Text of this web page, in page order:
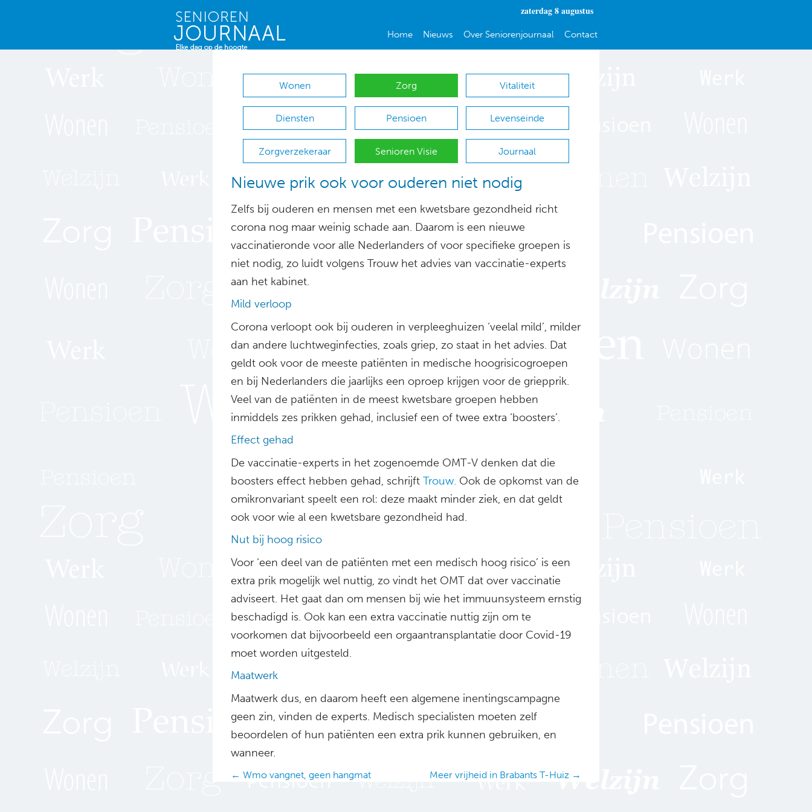
zaterdag 8 augustus
Home Nieuws Over Seniorenjournaal Contact
Wonen Zorg Vitaliteit
Diensten Pensioen Levenseinde
Zorgverzekeraar Senioren Visie Journaal
Nieuwe prik ook voor ouderen niet nodig
Zelfs bij ouderen en mensen met een kwetsbare gezondheid richt
corona nog maar weinig schade aan. Daarom is een nieuwe
vaccinatieronde voor alle Nederlanders of voor specifieke groepen is
niet nodig, zo luidt volgens Trouw het advies van vaccinatie-experts
aan het kabinet.
Mild verloop
Corona verloopt ook bij ouderen in verpleeghuizen ‘veelal mild’, milder
dan andere luchtweginfecties, zoals griep, zo staat in het advies. Dat
geldt ook voor de meeste patiënten in medische hoogrisicogroepen
en bij Nederlanders die jaarlijks een oproep krijgen voor de griepprik.
Veel van de patiënten in de meest kwetsbare groepen hebben
inmiddels zes prikken gehad, inclusief een of twee extra ‘boosters’.
Effect gehad
De vaccinatie-experts in het zogenoemde OMT-V denken dat die
boosters effect hebben gehad, schrijft Trouw. Ook de opkomst van de
omikronvariant speelt een rol: deze maakt minder ziek, en dat geldt
ook voor wie al een kwetsbare gezondheid had.
Nut bij hoog risico
Voor ‘een deel van de patiënten met een medisch hoog risico’ is een
extra prik mogelijk wel nuttig, zo vindt het OMT dat over vaccinatie
adviseert. Het gaat dan om mensen bij wie het immuunsysteem ernstig
beschadigd is. Ook kan een extra vaccinatie nuttig zijn om te
voorkomen dat bijvoorbeeld een orgaantransplantatie door Covid-19
moet worden uitgesteld.
Maatwerk
Maatwerk dus, en daarom heeft een algemene inentingscampagne
geen zin, vinden de experts. Medisch specialisten moeten zelf
beoordelen of hun patiënten een extra prik kunnen gebruiken, en
wanneer.
Posts
← Wmo vangnet, geen hangmat Meer vrijheid in Brabants T-Huiz →